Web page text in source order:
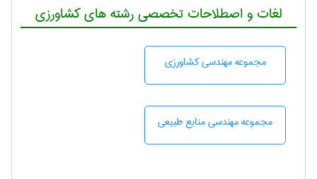
لغات و اصطلاحات تخصصی رشته های کشاورزی
مجموعه مهندسی كشاورزی
مجموعه مهندسی منابع طبيعی